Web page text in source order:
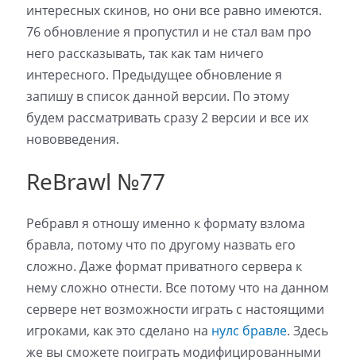
интересных скинов, но они все равно имеются.
76 обновление я пропустил и не стал вам про
него рассказывать, так как там ничего
интересного. Предыдущее обновление я
запишу в список данной версии. По этому
будем рассматривать сразу 2 версии и все их
нововведения.
ReBrawl №77
Ребравл я отношу именно к формату взлома
бравла, потому что по другому назвать его
сложно. Даже формат приватного сервера к
нему сложно отнести. Все потому что на данном
сервере нет возможности играть с настоящими
игроками, как это сделано на нулс бравле. Здесь
же вы сможете поиграть модифицированными